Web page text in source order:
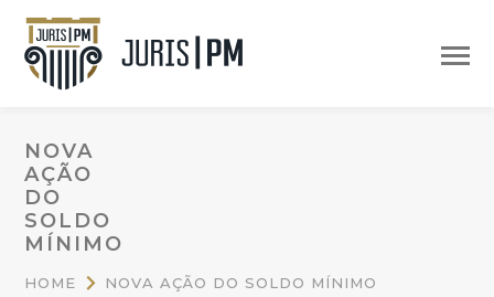
NOVA
AÇÃO
DO
SOLDO
MÍNIMO
HOME NOVA AÇÃO DO SOLDO MÍNIMO